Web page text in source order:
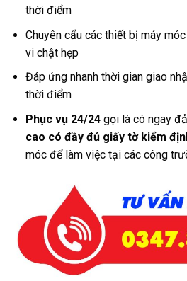
thời điểm
Chuyên cẩu các thiết bị máy
vi chật hẹp
Đáp ứng nhanh thời gian giao
thời điểm
Phục vụ 24/24gọi là có ngay
cao có đầy đủ giấy tờ kiểm
móc để làm việc tại các công